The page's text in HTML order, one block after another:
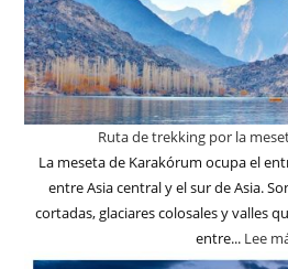
Ruta de trekking por la
La meseta de Karakórum ocupa el
entre Asia central y el sur de Asia.
cortadas, glaciares colosales y valles
entre... Lee